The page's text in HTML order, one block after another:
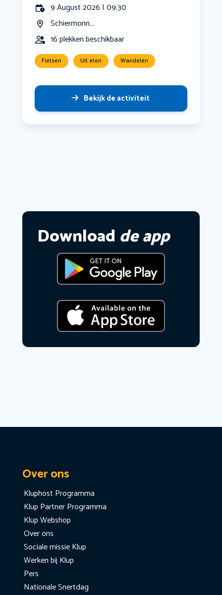
9 August 2026 | 09:30
Schiermonn...
16 plekken beschikbaar
Fietsen Uit eten Wandelen
Bekijk de activiteit
Download de app
Over ons
Kluphost Programma
Klup Partner Programma
Klup Webshop
Over ons
Sociale missie Klup
Werken bij Klup
Pers
Nationale Snertdag